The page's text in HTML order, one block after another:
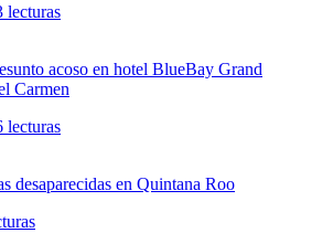
lecturas
acoso en hotel BlueBay Grand
Carmen
lecturas
desaparecidas en Quintana Roo